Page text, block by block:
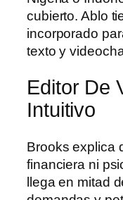
cubierto. Ablo
incorporado
texto y
Editor De
Intuitivo
Brooks explica
financiera ni
llega en mitad